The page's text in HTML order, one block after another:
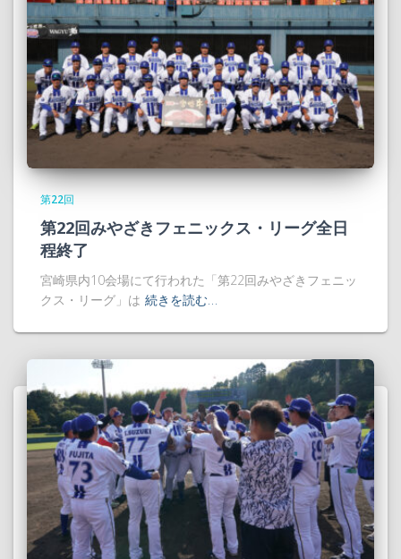
第22回
第22回みやざきフェニックス・リーグ全日
程終了
宮崎県内10会場にて行われた「第22回みやざきフェニッ
クス・リーグ」は 続きを読む…